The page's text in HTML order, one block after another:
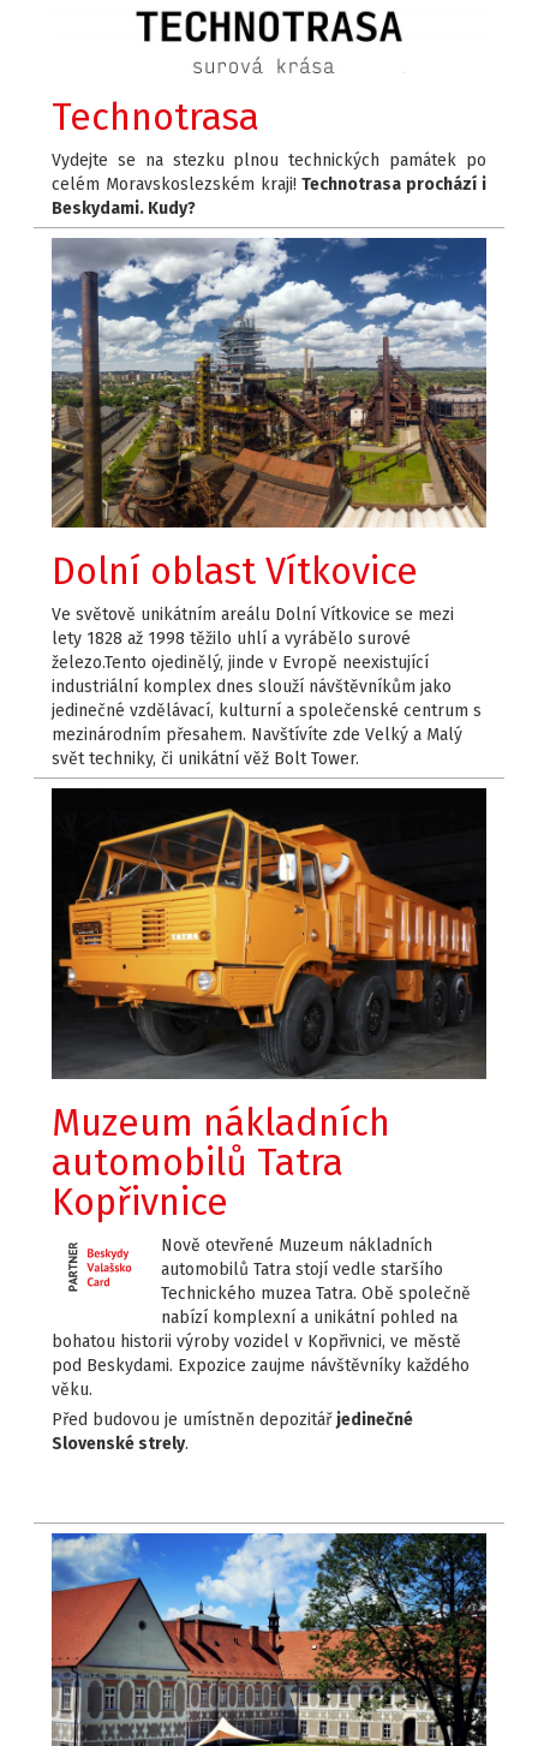
Technotrasa
Vydejte se na stezku plnou technických památek po
celém Moravskoslezském kraji!Technotrasa prochází i
Beskydami. Kudy?
Dolní oblast Vítkovice
Ve světově unikátním areálu Dolní Vítkovice se mezi
lety 1828 až 1998 těžilo uhlí a vyrábělo surové
železo.Tento ojedinělý, jinde v Evropě neexistující
industriální komplex dnes slouží návštěvníkům jako
jedinečné vzdělávací, kulturní a společenské centrum s
mezinárodním přesahem. Navštívíte zde Velký a Malý
svět techniky, či unikátní věž Bolt Tower.
Muzeum nákladních
automobilů Tatra
Kopřivnice
Nově otevřené Muzeum nákladních
automobilů Tatra stojí vedle staršího
Technického muzea Tatra. Obě společně
nabízí komplexní a unikátní pohled na
bohatou historii výroby vozidel v Kopřivnici, ve městě
pod Beskydami. Expozice zaujme návštěvníky každého
věku.
Před budovou je umístněn depozitář jedinečné
Slovenské strely.